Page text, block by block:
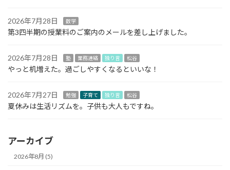
2026年7月28日 数学
第3四半期の授業料のご案内のメールを差し上げました。
2026年7月28日 塾 業務連絡 独り言 松谷
やっと机増えた。過ごしやすくなるといいな！
2026年7月27日 勉強 子育て 独り言 松谷
夏休みは生活リズムを。子供も大人もですね。
アーカイブ
2026年8月 (5)